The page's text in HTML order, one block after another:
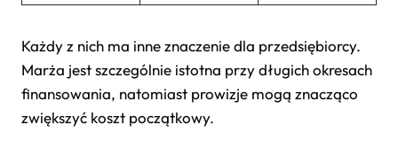
Każdy z nich ma inne znaczenie dla przedsiębiorcy.
Marża jest szczególnie istotna przy długich okresach
finansowania, natomiast prowizje mogą znacząco
zwiększyć koszt początkowy.